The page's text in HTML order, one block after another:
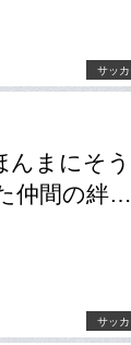
サッ
んまにそ
仲間の絆
サッ